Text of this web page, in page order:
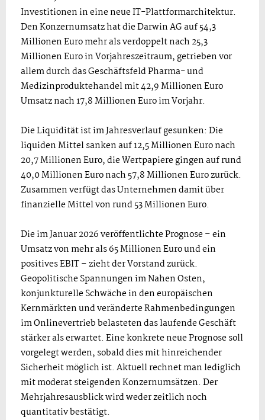
Investitionen in eine neue IT-Plattformarchitektur.
Den Konzernumsatz hat die Darwin AG auf 54,3
Millionen Euro mehr als verdoppelt nach 25,3
Millionen Euro in Vorjahreszeitraum, getrieben vor
allem durch das Geschäftsfeld Pharma- und
Medizinproduktehandel mit 42,9 Millionen Euro
Umsatz nach 17,8 Millionen Euro im Vorjahr.
Die Liquidität ist im Jahresverlauf gesunken: Die
liquiden Mittel sanken auf 12,5 Millionen Euro nach
20,7 Millionen Euro, die Wertpapiere gingen auf rund
40,0 Millionen Euro nach 57,8 Millionen Euro zurück.
Zusammen verfügt das Unternehmen damit über
finanzielle Mittel von rund 53 Millionen Euro.
Die im Januar 2026 veröffentlichte Prognose – ein
Umsatz von mehr als 65 Millionen Euro und ein
positives EBIT – zieht der Vorstand zurück.
Geopolitische Spannungen im Nahen Osten,
konjunkturelle Schwäche in den europäischen
Kernmärkten und veränderte Rahmenbedingungen
im Onlinevertrieb belasteten das laufende Geschäft
stärker als erwartet. Eine konkrete neue Prognose soll
vorgelegt werden, sobald dies mit hinreichender
Sicherheit möglich ist. Aktuell rechnet man lediglich
mit moderat steigenden Konzernumsätzen. Der
Mehrjahresausblick wird weder zeitlich noch
quantitativ bestätigt.